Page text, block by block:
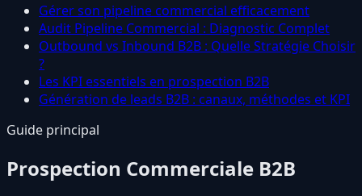
Gérer son pipeline commercial efficacement
Audit Pipeline Commercial : Diagnostic Complet
Outbound vs Inbound B2B : Quelle Stratégie Choisir
?
Les KPI essentiels en prospection B2B
Génération de leads B2B : canaux, méthodes et KPI
Guide principal
Prospection Commerciale B2B